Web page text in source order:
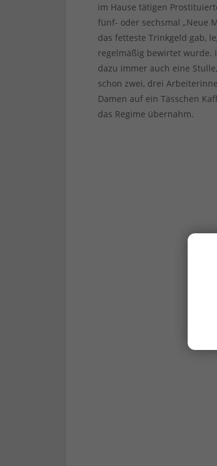
im Hause tätigen
fünf- oder sechsmal „Neue
das fetteste Trinkgeld gab,
regelmäßig bewirtet wurde.
dazu immer auch eine
schon zwei, drei
Damen auf ein Tässchen
das Regime übernahm.